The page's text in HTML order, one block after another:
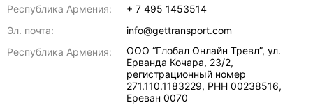
Республика Армения:
+ 7 495 1453514
Эл. почта:
info@gettransport.com
Республика Армения:
ООО “Глобал Онлайн Тревл”, ул.
Ерванда Кочара, 23/2,
регистрационный номер
271.110.1183229, РНН 00238516,
Ереван 0070